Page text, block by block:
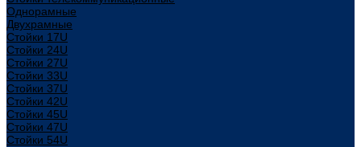
Однорамные
Двухрамные
Стойки 17U
Стойки 24U
Стойки 27U
Стойки 33U
Стойки 37U
Стойки 42U
Стойки 45U
Стойки 47U
Стойки 54U